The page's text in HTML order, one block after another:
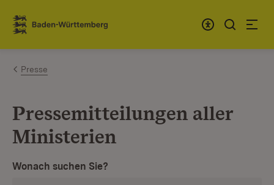
Zum Inhalt springen
Link zur Startseite
Presse
Pressemitteilungen aller
Ministerien
Wonach suchen Sie?